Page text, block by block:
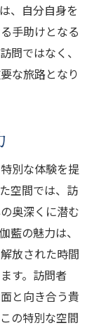
、自分自身を
手助けとなる
問ではなく、
な旅路となり
別な体験を提
空間では、訪
奥深くに潜む
藍の魅力は、
放された時間
す。訪問者
と向き合う貴
の特別な空間